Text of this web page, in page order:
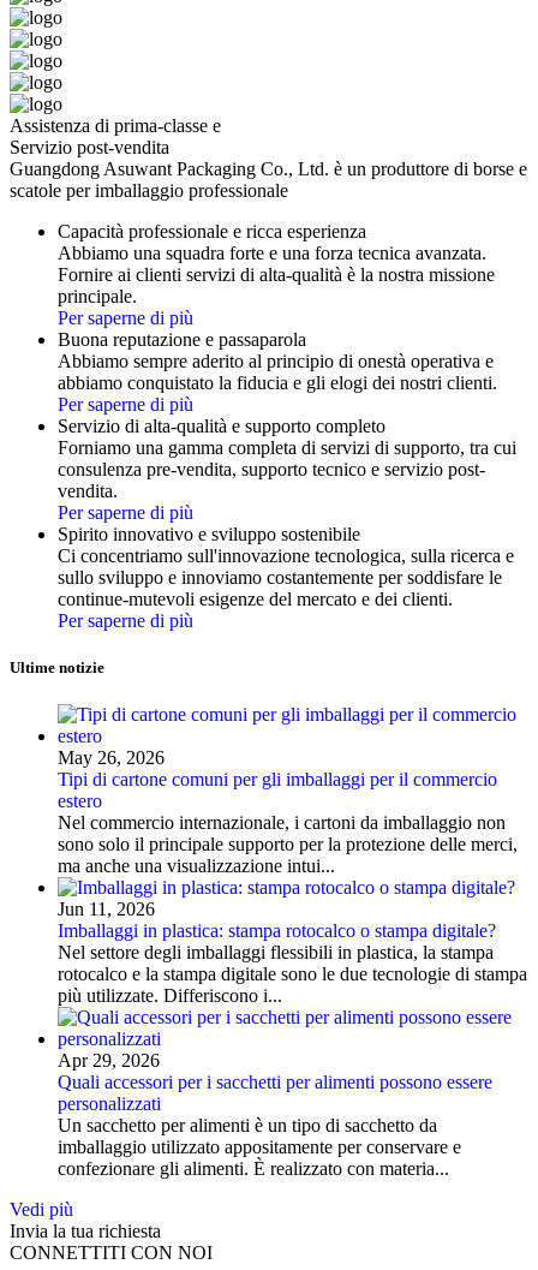
Assistenza di prima-classe e
Servizio post-vendita
Guangdong Asuwant Packaging Co., Ltd. è un produttore di borse e
scatole per imballaggio professionale
Capacità professionale e ricca esperienza
Abbiamo una squadra forte e una forza tecnica avanzata.
Fornire ai clienti servizi di alta-qualità è la nostra missione
principale.
Per saperne di più
Buona reputazione e passaparola
Abbiamo sempre aderito al principio di onestà operativa e
abbiamo conquistato la fiducia e gli elogi dei nostri clienti.
Per saperne di più
Servizio di alta-qualità e supporto completo
Forniamo una gamma completa di servizi di supporto, tra cui
consulenza pre-vendita, supporto tecnico e servizio post-
vendita.
Per saperne di più
Spirito innovativo e sviluppo sostenibile
Ci concentriamo sull'innovazione tecnologica, sulla ricerca e
sullo sviluppo e innoviamo costantemente per soddisfare le
continue-mutevoli esigenze del mercato e dei clienti.
Per saperne di più
Ultime notizie
May 26, 2026
Tipi di cartone comuni per gli imballaggi per il commercio
estero
Nel commercio internazionale, i cartoni da imballaggio non
sono solo il principale supporto per la protezione delle merci,
ma anche una visualizzazione intui...
Jun 11, 2026
Imballaggi in plastica: stampa rotocalco o stampa digitale?
Nel settore degli imballaggi flessibili in plastica, la stampa
rotocalco e la stampa digitale sono le due tecnologie di stampa
più utilizzate. Differiscono i...
Apr 29, 2026
Quali accessori per i sacchetti per alimenti possono essere
personalizzati
Un sacchetto per alimenti è un tipo di sacchetto da
imballaggio utilizzato appositamente per conservare e
confezionare gli alimenti. È realizzato con materia...
Vedi più
Invia la tua richiesta
CONNETTITI CON NOI